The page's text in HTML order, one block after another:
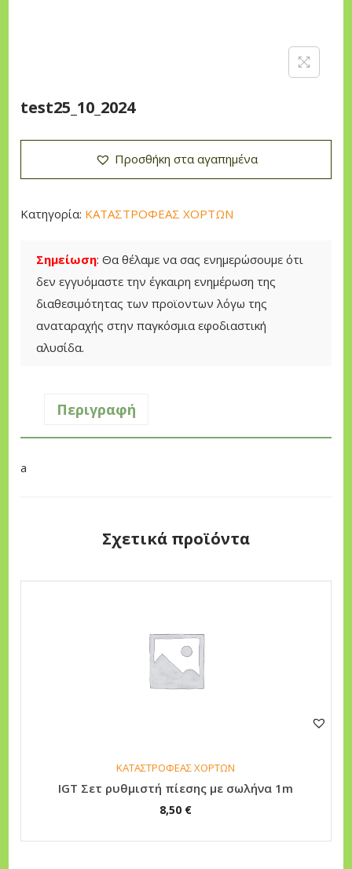
test25_10_2024
Σημείωση: Θα θέλαμε να σας ενημερώσουμε ότι
δεν εγγυόμαστε την έγκαιρη ενημέρωση της
διαθεσιμότητας των προϊοντων λόγω της
αναταραχής στην παγκόσμια εφοδιαστική
αλυσίδα.
Προσθήκη στα αγαπημένα
Κατηγορία: ΚΑΤΑΣΤΡΟΦΕΑΣ ΧΟΡΤΩΝ
Περιγραφή
a
Σχετικά προϊόντα
ΚΑΤΑΣΤΡΟΦΕΑΣ ΧΟΡΤΩΝ
IGT Σετ ρυθμιστή πίεσης με σωλήνα 1m
8,50 €